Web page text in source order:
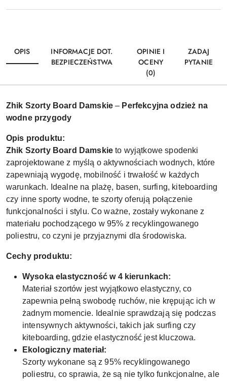
OPIS
INFORMACJE DOT.
BEZPIECZEŃSTWA
OPINIE I
OCENY
(0)
ZADAJ
PYTANIE
Zhik Szorty Board Damskie – Perfekcyjna odzież na
wodne przygody
Opis produktu:
Zhik Szorty Board Damskie to wyjątkowe spodenki
zaprojektowane z myślą o aktywnościach wodnych, które
zapewniają wygodę, mobilność i trwałość w każdych
warunkach. Idealne na plażę, basen, surfing, kiteboarding
czy inne sporty wodne, te szorty oferują połączenie
funkcjonalności i stylu. Co ważne, zostały wykonane z
materiału pochodzącego w 95% z recyklingowanego
poliestru, co czyni je przyjaznymi dla środowiska.
Cechy produktu:
Wysoka elastyczność w 4 kierunkach:
Materiał szortów jest wyjątkowo elastyczny, co
zapewnia pełną swobodę ruchów, nie krępując ich w
żadnym momencie. Idealnie sprawdzają się podczas
intensywnych aktywności, takich jak surfing czy
kiteboarding, gdzie elastyczność jest kluczowa.
Ekologiczny materiał:
Szorty wykonane są z 95% recyklingowanego
poliestru, co sprawia, że są nie tylko funkcjonalne, ale